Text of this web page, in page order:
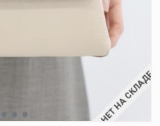
НЕТ НА СКЛАДЕ